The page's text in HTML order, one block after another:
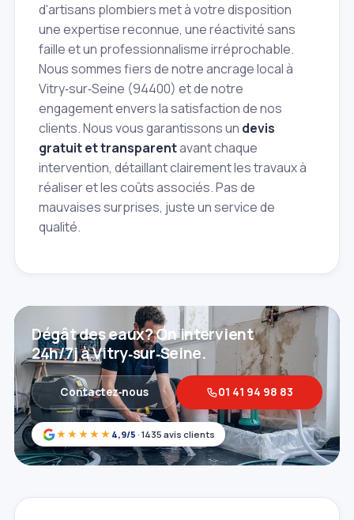
d'artisans plombiers met à votre disposition
une expertise reconnue, une réactivité sans
faille et un professionnalisme irréprochable.
Nous sommes fiers de notre ancrage local à
Vitry‑sur‑Seine (94400) et de notre
engagement envers la satisfaction de nos
clients. Nous vous garantissons un devis
gratuit et transparentavant chaque
intervention, détaillant clairement les travaux à
réaliser et les coûts associés. Pas de
mauvaises surprises, juste un service de
qualité.
★★★★★ 4,9/5 · 1435 avis clients
Dégât des eaux? On intervient
24h/7j à Vitry‑sur‑Seine.
Contactez‑nous 01 41 94 98 83